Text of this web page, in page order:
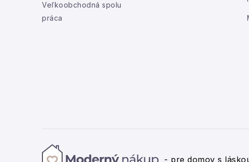
Veľkoobchodná spolu
práca
- pre domov s